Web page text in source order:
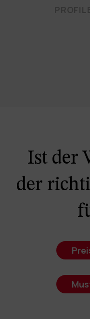
Ist der
der